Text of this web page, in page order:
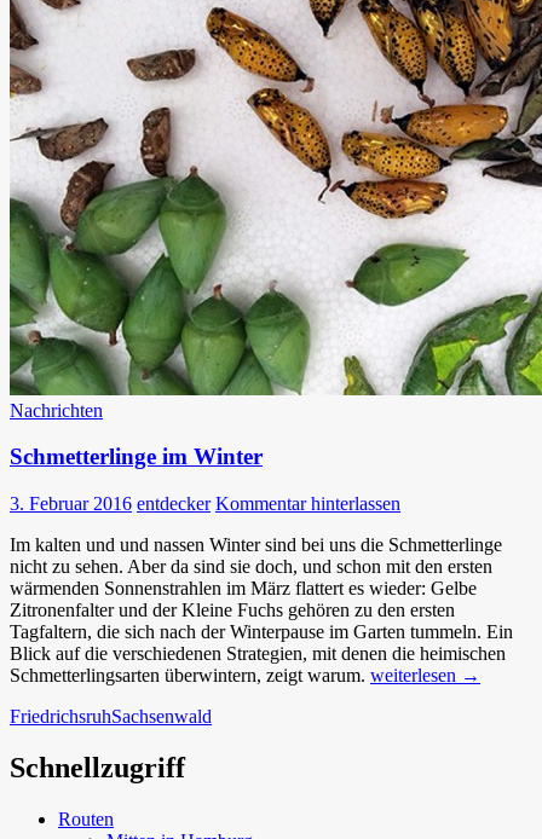
Nachrichten
Schmetterlinge im Winter
3. Februar 2016 entdecker Kommentar hinterlassen
Im kalten und und nassen Winter sind bei uns die Schmetterlinge
nicht zu sehen. Aber da sind sie doch, und schon mit den ersten
wärmenden Sonnenstrahlen im März flattert es wieder: Gelbe
Zitronenfalter und der Kleine Fuchs gehören zu den ersten
Tagfaltern, die sich nach der Winterpause im Garten tummeln. Ein
Blick auf die verschiedenen Strategien, mit denen die heimischen
Schmetterlingsarten überwintern, zeigt warum. Schmetterlinge
weiterlesen →
FriedrichsruhSachsenwald
Schnellzugriff
Routen